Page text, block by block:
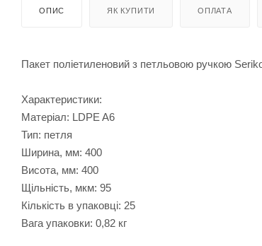
ОПИС ЯК КУПИТИ ОПЛАТА
Пакет поліетиленовий з петльовою ручкою
Характеристики:
Матеріал: LDPE A6
Тип: петля
Ширина, мм: 400
Висота, мм: 400
Щільність, мкм: 95
Кількість в упаковці: 25
Вага упаковки: 0,82 кг